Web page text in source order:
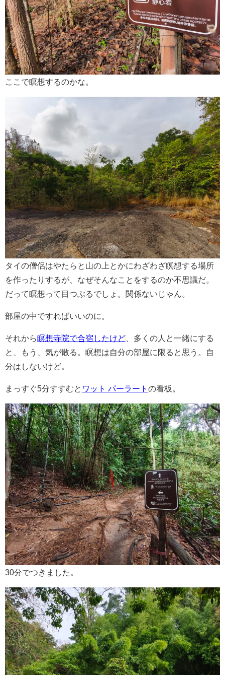
ここで瞑想するのかな。
タイの僧侶はやたらと山の上とかにわざわざ瞑想する場所
を作ったりするが、なぜそんなことをするのか不思議だ。
だって瞑想って目つぶるでしょ。関係ないじゃん。
部屋の中ですればいいのに。
それから瞑想寺院で合宿したけど 、多くの人と一緒にする
と、もう、気が散る。瞑想は自分の部屋に限ると思う。自
分はしないけど。
まっすぐ5分すすむと ワット パーラート の看板。
30分でつきました。